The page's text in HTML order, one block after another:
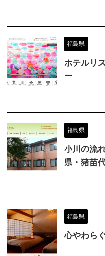
福島県
ホテルリ
ー
福島県
小川の流
県・猪苗
福島県
心やわら